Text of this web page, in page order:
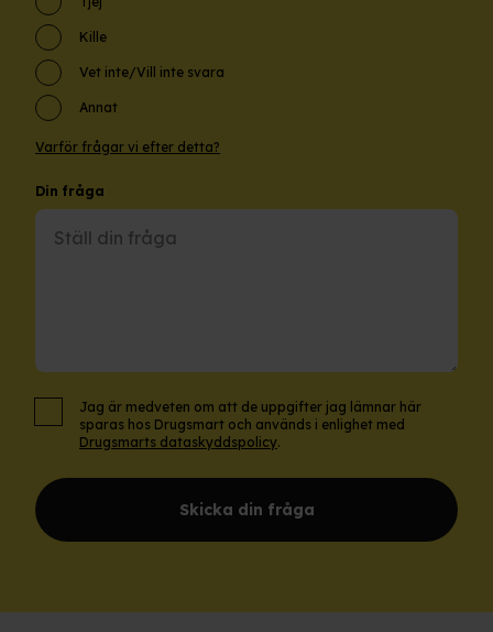
Kille
Vet inte/Vill inte svara
Annat
Varför frågar vi efter detta?
Din fråga
Jag är medveten om att de uppgifter jag lämnar här
sparas hos Drugsmart och används i enlighet med
Drugsmarts dataskyddspolicy.
Skicka din fråga